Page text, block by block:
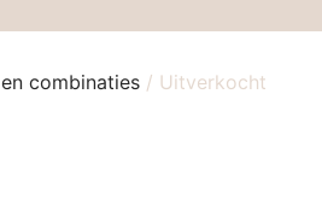
combinaties / Uitverkocht